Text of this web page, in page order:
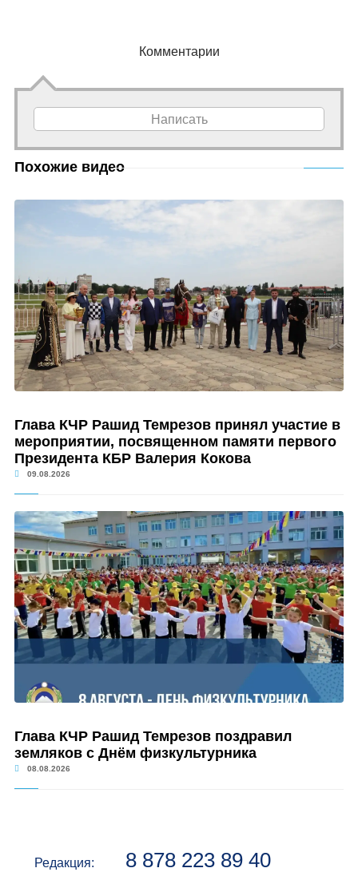
Комментарии
Написать
Похожие видео
Глава КЧР Рашид Темрезов принял участие в
мероприятии, посвященном памяти первого
Президента КБР Валерия Кокова
09.08.2026
Глава КЧР Рашид Темрезов поздравил
земляков с Днём физкультурника
08.08.2026
Редакция: 8 878 223 89 40